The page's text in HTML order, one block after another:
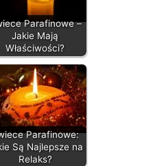
Parafinowe –
Jakie Mają
Właściwości?
Parafinowe:
Są Najlepsze na
Relaks?